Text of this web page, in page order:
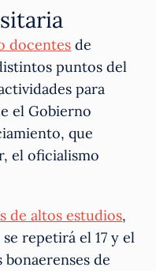
docentes de
puntos del
para
el Gobierno
que
el oficialismo
de altos estudios,
repetirá el 17 y el
de